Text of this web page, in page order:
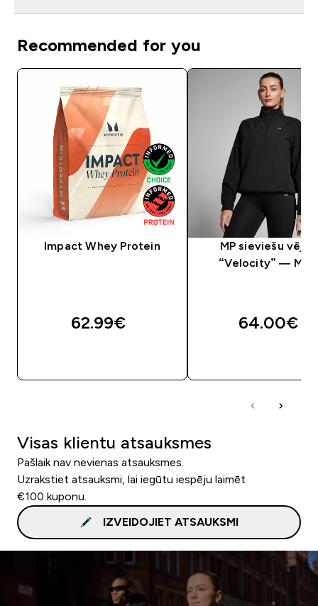
Recommended for you
Impact Whey Protein
62.99€‎
MP sieviešu
“Velocity” —
64.00€‎
Visas klientu atsauksmes
Pašlaik nav nevienas atsauksmes.
Uzrakstiet atsauksmi, lai iegūtu iespēju laimēt
€100 kuponu.
IZVEIDOJIET ATSAUKSMI